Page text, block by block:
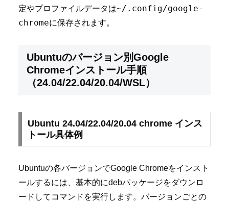
定やプロファイルデータは~/.config/google-
chromeに保存されます。
Ubuntuのバージョン別Google
Chromeインストール手順
（24.04/22.04/20.04/WSL）
Ubuntu 24.04/22.04/20.04 chrome インス
トール具体例
Ubuntuの各バージョンでGoogle Chromeをインスト
ールするには、基本的にdebパッケージをダウンロ
ードしてコマンドを実行します。バージョンごとの